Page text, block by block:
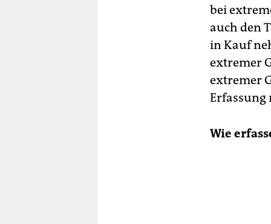
bei
auch den
in Kauf
extremer
extremer
Erfassung
Wie